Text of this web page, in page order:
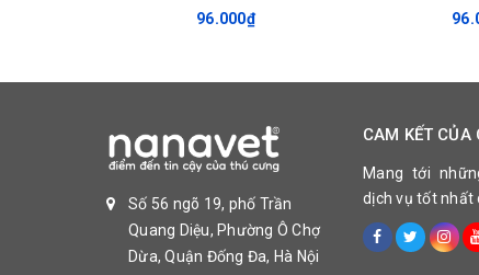
96.000₫
Số 56 ngõ 19, phố Trần
Quang Diệu, Phường Ô Chợ
Dừa, Quận Đống Đa, Hà Nội
CAM KẾT CỦA
Mang tới
dịch vụ tốt nhất